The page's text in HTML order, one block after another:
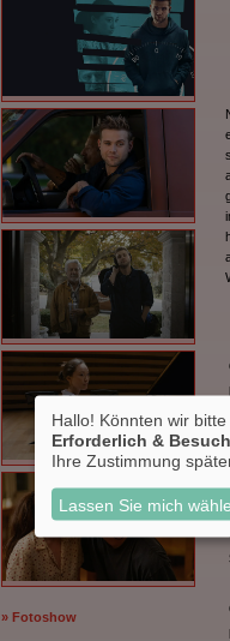
» Fotoshow
Hallo! Könnten wir
Erforderlich &
Ihre Zustimmung
Lassen Sie mich